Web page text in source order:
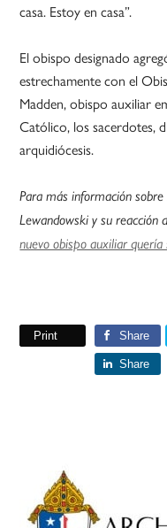
casa. Estoy en casa”.
El obispo designado
estrechamente con el
Madden, obispo auxiliar
Católico, los sacerdotes,
arquidiócesis.
Para más información
Lewandowski y su
nuevo obispo auxiliar quería
Print Share
Share
Primary
Sidebar